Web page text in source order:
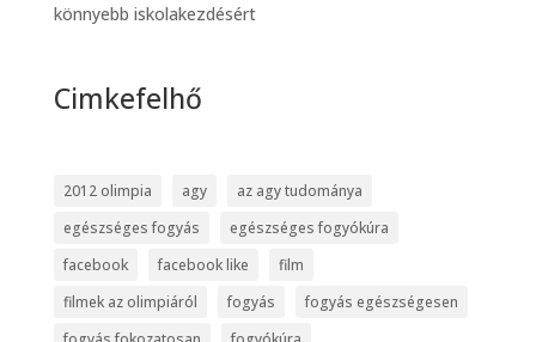
könnyebb iskolakezdésért
Cimkefelhő
2012 olimpia agy
az agy tudománya
egészséges fogyás
egészséges fogyókúra
facebook
facebook like
film
filmek az olimpiáról
fogyás
fogyás egészségesen